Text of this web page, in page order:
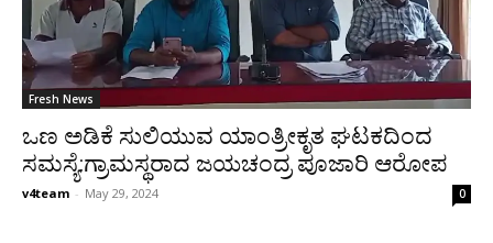
Fresh News
ಒಣ ಅಡಿಕೆ ಸುಲಿಯುವ ಯಾಂತ್ರೀಕೃತ ಘಟಕದಿಂದ
ಸಮಸ್ಯೆ:ಗ್ರಾಮಸ್ಥರಾದ ಜಯಚಂದ್ರ ಪೂಜಾರಿ ಆರೋಪ
v4team - May 29, 2024 0